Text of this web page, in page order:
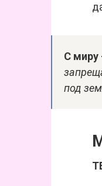
С миру
под